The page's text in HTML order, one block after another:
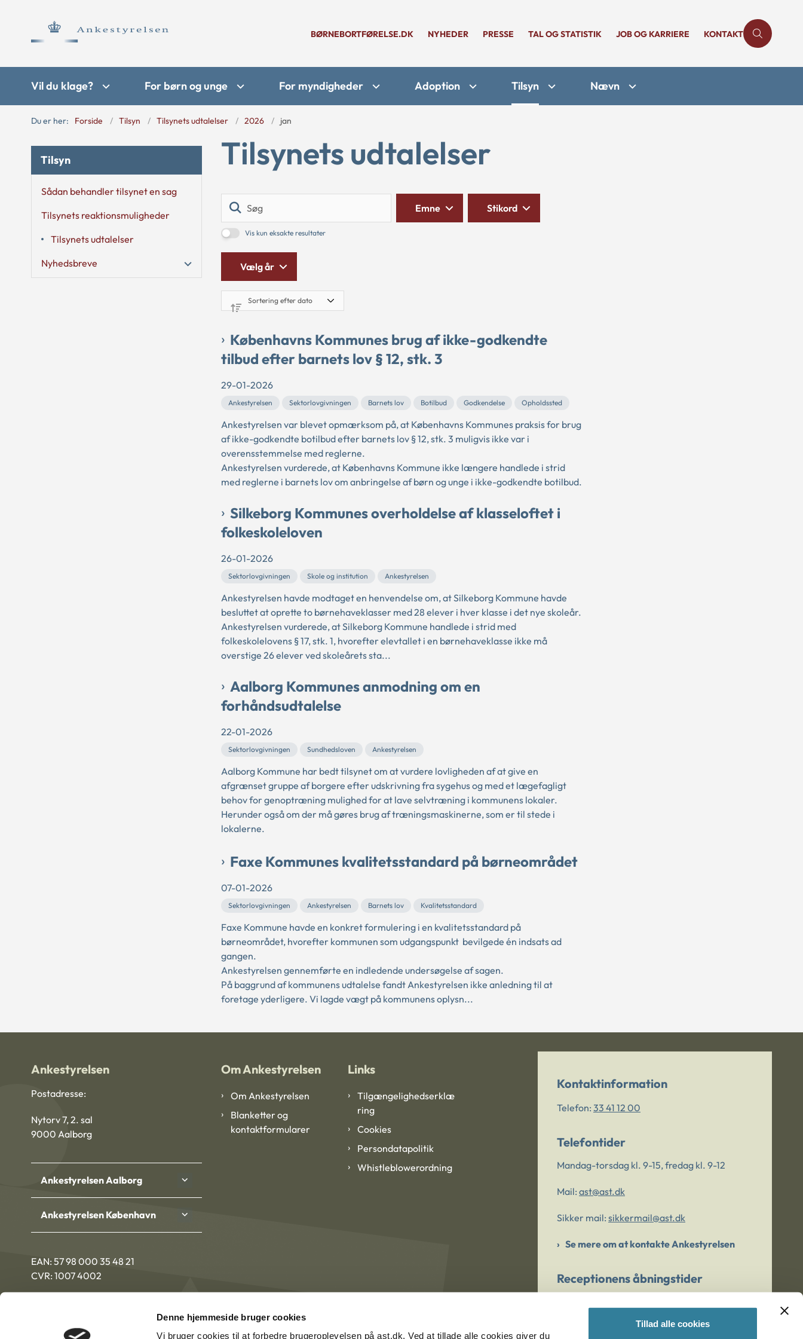
Denne hjemmeside bruger cookies
Vi bruger cookies til at forbedre brugeroplevelsen på ast.dk. Ved at tillade alle cookies giver du
Tillad alle cookies
BØRNEBORTFØRELSE.DK NYHEDER PRESSE TAL OG STATISTIK JOB OG KARRIERE KONTAKT
Vil du klage? For børn og unge For myndigheder Adoption Tilsyn Nævn
Du er her: Forside Tilsyn Tilsynets udtalelser 2026 jan
Tilsyn
Sådan behandler tilsynet en sag
Tilsynets reaktionsmuligheder
Tilsynets udtalelser
Nyhedsbreve
Tilsynets udtalelser
Vis kun eksakte resultater
Emne Stikord
Vælg år
Københavns Kommunes brug af ikke-godkendte
tilbud efter barnets lov § 12, stk. 3
29-01-2026
Ankestyrelsen Sektorlovgivningen Barnets lov Botilbud Godkendelse Opholdssted
Ankestyrelsen var blevet opmærksom på, at Københavns Kommunes praksis for brug
af ikke-godkendte botilbud efter barnets lov § 12, stk. 3 muligvis ikke var i
overensstemmelse med reglerne.
Ankestyrelsen vurderede, at Københavns Kommune ikke længere handlede i strid
med reglerne i barnets lov om anbringelse af børn og unge i ikke-godkendte botilbud.
Silkeborg Kommunes overholdelse af klasseloftet i
folkeskoleloven
26-01-2026
Sektorlovgivningen Skole og institution Ankestyrelsen
Ankestyrelsen havde modtaget en henvendelse om, at Silkeborg Kommune havde
besluttet at oprette to børnehaveklasser med 28 elever i hver klasse i det nye skoleår.
Ankestyrelsen vurderede, at Silkeborg Kommune handlede i strid med
folkeskolelovens § 17, stk. 1, hvorefter elevtallet i en børnehaveklasse ikke må
overstige 26 elever ved skoleårets sta...
Aalborg Kommunes anmodning om en
forhåndsudtalelse
22-01-2026
Sektorlovgivningen Sundhedsloven Ankestyrelsen
Aalborg Kommune har bedt tilsynet om at vurdere lovligheden af at give en
afgrænset gruppe af borgere efter udskrivning fra sygehus og med et lægefagligt
behov for genoptræning mulighed for at lave selvtræning i kommunens lokaler.
Herunder også om der må gøres brug af træningsmaskinerne, som er til stede i
lokalerne.
Faxe Kommunes kvalitetsstandard på børneområdet
07-01-2026
Sektorlovgivningen Ankestyrelsen Barnets lov Kvalitetsstandard
Faxe Kommune havde en konkret formulering i en kvalitetsstandard på
børneområdet, hvorefter kommunen som udgangspunkt bevilgede én indsats ad
gangen.
Ankestyrelsen gennemførte en indledende undersøgelse af sagen.
På baggrund af kommunens udtalelse fandt Ankestyrelsen ikke anledning til at
foretage yderligere. Vi lagde vægt på kommunens oplysn...
Ankestyrelsen
Postadresse:
Nytorv 7, 2. sal
9000 Aalborg
Ankestyrelsen Aalborg
Ankestyrelsen København
EAN: 57 98 000 35 48 21
CVR: 1007 4002
Om Ankestyrelsen
Om Ankestyrelsen
Blanketter og
kontaktformularer
Links
Tilgængelighedserklæ
ring
Cookies
Persondatapolitik
Whistleblowerordning
Kontaktinformation
Telefon: 33 41 12 00
Telefontider
Mandag-torsdag kl. 9-15, fredag kl. 9-12
Mail: ast@ast.dk
Sikker mail: sikkermail@ast.dk
Se mere om at kontakte Ankestyrelsen
Receptionens åbningstider